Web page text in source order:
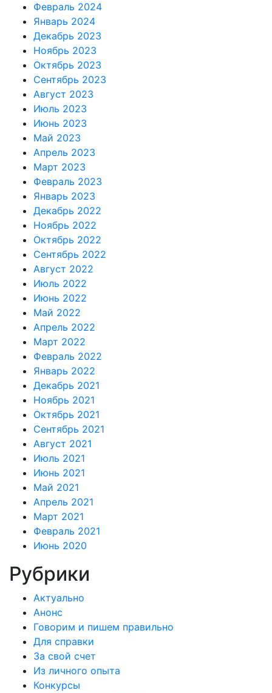
Февраль 2024
Январь 2024
Декабрь 2023
Ноябрь 2023
Октябрь 2023
Сентябрь 2023
Август 2023
Июль 2023
Июнь 2023
Май 2023
Апрель 2023
Март 2023
Февраль 2023
Январь 2023
Декабрь 2022
Ноябрь 2022
Октябрь 2022
Сентябрь 2022
Август 2022
Июль 2022
Июнь 2022
Май 2022
Апрель 2022
Март 2022
Февраль 2022
Январь 2022
Декабрь 2021
Ноябрь 2021
Октябрь 2021
Сентябрь 2021
Август 2021
Июль 2021
Июнь 2021
Май 2021
Апрель 2021
Март 2021
Февраль 2021
Июнь 2020
Рубрики
Актуально
Анонс
Говорим и пишем правильно
Для справки
За свой счет
Из личного опыта
Конкурсы